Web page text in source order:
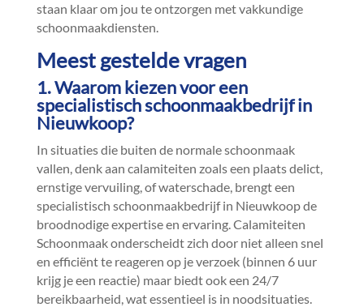
staan klaar om jou te ontzorgen met vakkundige
schoonmaakdiensten.​
Meest gestelde vragen
1.​ Waarom kiezen voor een
specialistisch schoonmaakbedrijf in
Nieuwkoop?
In situaties die buiten de normale schoonmaak
vallen, denk aan calamiteiten zoals een plaats delict,
ernstige vervuiling, of waterschade, brengt een
specialistisch schoonmaakbedrijf in Nieuwkoop de
broodnodige expertise en ervaring.​ Calamiteiten
Schoonmaak onderscheidt zich door niet alleen snel
en efficiënt te reageren op je verzoek (binnen 6 uur
krijg je een reactie) maar biedt ook een 24/7
bereikbaarheid, wat essentieel is in noodsituaties.​